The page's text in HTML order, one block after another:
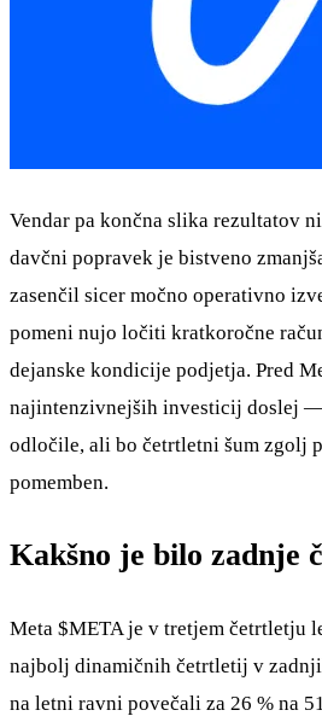
Vendar pa končna slika rezultatov
davčni popravek je bistveno
zasenčil sicer močno operativno
pomeni nujo ločiti kratkoročne
dejanske kondicije podjetja. Pred
najintenzivnejših investicij doslej
odločile, ali bo četrtletni šum zgolj
pomemben.
Kakšno je bilo zadnje
Meta $META je v tretjem četrtletju
najbolj dinamičnih četrtletij v
na letni ravni povečali za 26 % na